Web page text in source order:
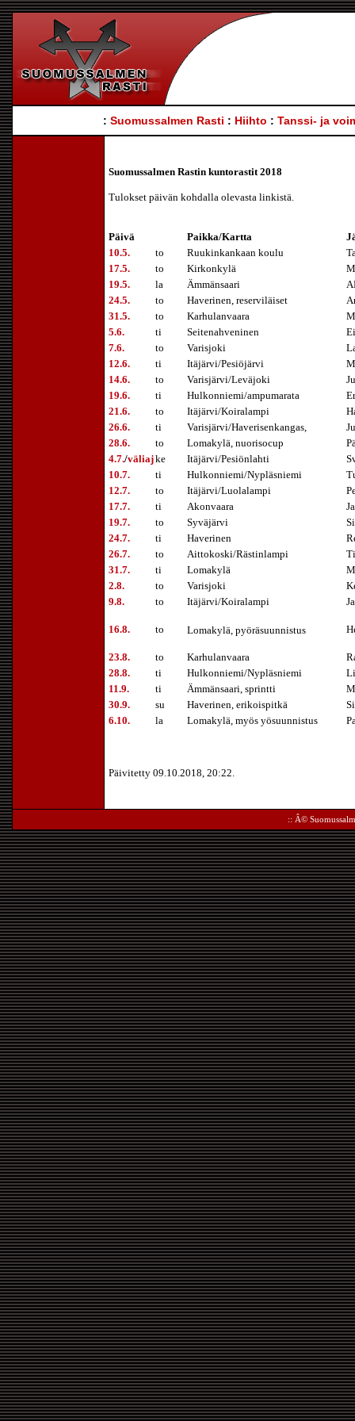
: Suomussalmen Rasti : Hiihto : Tanssi- ja
Suomussalmen Rastin kuntorastit 2018
Tulokset päivän kohdalla olevasta linkistä.
Päivä Paikka/Kartta
10.5.
to Ruukinkankaan koulu
17.5.
to Kirkonkylä
19.5.
la Ämmänsaari
24.5.
to Haverinen, reserviläiset
31.5.
to Karhulanvaara
5.6.
ti Seitenahveninen
7.6.
to Varisjoki
12.6.
ti Itäjärvi/Pesiöjärvi
14.6.
to Varisjärvi/Leväjoki
19.6.
ti Hulkonniemi/ampumarata
21.6.
to Itäjärvi/Koiralampi
26.6.
ti Varisjärvi/Haverisenkangas,
28.6.
to Lomakylä, nuorisocup
4.7./väliajke Itäjärvi/Pesiönlahti
10.7.
ti Hulkonniemi/Nypläsniemi
12.7.
to Itäjärvi/Luolalampi
17.7.
ti Akonvaara
19.7.
to Syväjärvi
24.7.
ti Haverinen
26.7.
to Aittokoski/Rästinlampi
31.7.
ti Lomakylä
2.8.
to Varisjoki
9.8.
to Itäjärvi/Koiralampi
16.8. to Lomakylä, pyöräsuunnistus
23.8. to Karhulanvaara
28.8.
ti Hulkonniemi/Nypläsniemi
11.9.
ti Ämmänsaari, sprintti
30.9.
su Haverinen, erikoispitkä
6.10.
la Lomakylä, myös yösuunnistus
Päivitetty 09.10.2018, 20:22.
:: Â©